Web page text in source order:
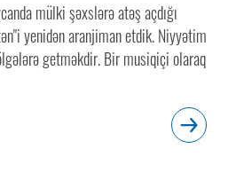
mülki şəxslərə atəş açdığı
yenidən aranjiman etdik. Niyyətim
getməkdir. Bir musiqiçi olaraq